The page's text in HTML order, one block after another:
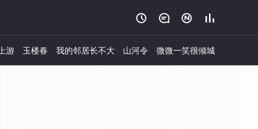
   
上游 玉楼春 我的邻居长不大 山河令 微微一笑很倾城